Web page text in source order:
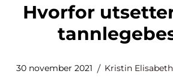
Hvorfor utsetter mange
30 november 2021 Kristin